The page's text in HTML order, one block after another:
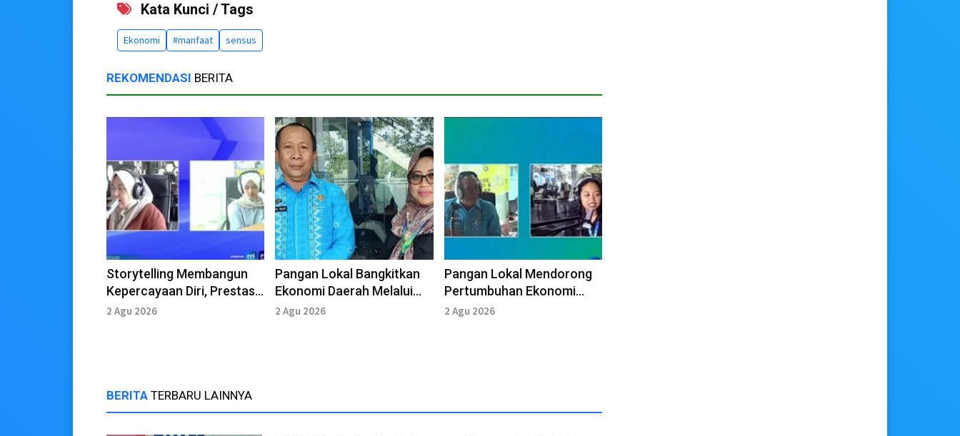
Kata Kunci / Tags
Ekonomi #manfaat sensus
REKOMENDASI BERITA
Storytelling Membangun
Kepercayaan Diri, Prestasi
hingga Tingkat Nasional
2 Agu 2026
Pangan Lokal Bangkitkan
Ekonomi Daerah Melalui
Inovasi Berkelanjutan
2 Agu 2026
Pangan Lokal Mendorong
Pertumbuhan Ekonomi
Daerah Berkelanjutan
2 Agu 2026
BERITA TERBARU LAINNYA